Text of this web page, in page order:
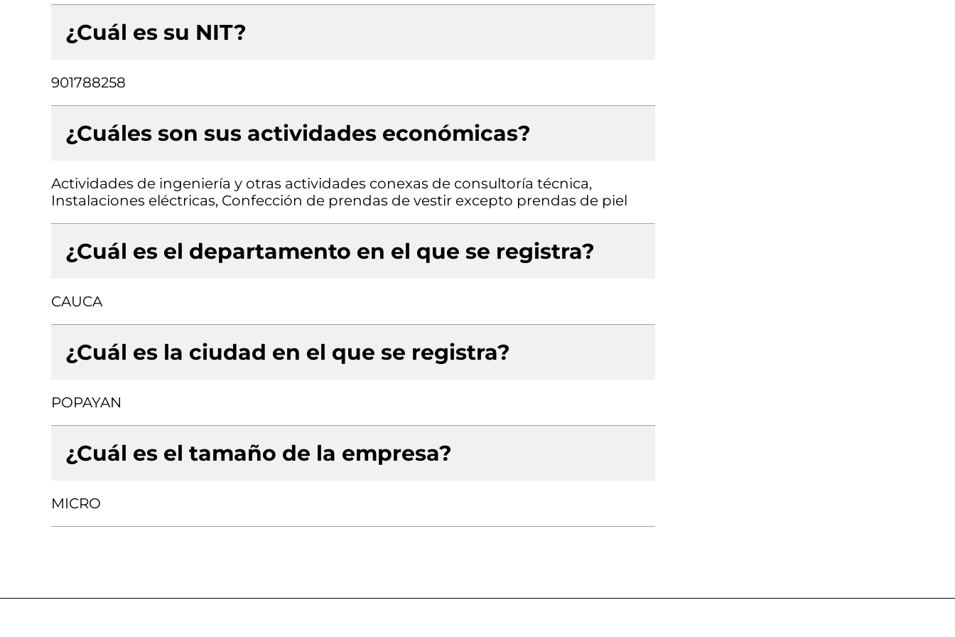
¿Cuál es su NIT?
901788258
¿Cuáles son sus actividades económicas?
Actividades de ingeniería y otras actividades conexas de consultoría técnica,
Instalaciones eléctricas, Confección de prendas de vestir excepto prendas de piel
¿Cuál es el departamento en el que se registra?
CAUCA
¿Cuál es la ciudad en el que se registra?
POPAYAN
¿Cuál es el tamaño de la empresa?
MICRO